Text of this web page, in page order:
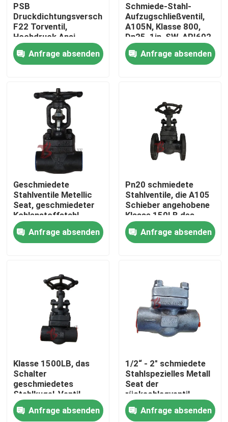
Produkte
Über uns
Fabrik-Ausflug
Treten Sie mit uns in Verbindung
Nachrichten
Stahlguss Absperrschieber
Rückschlagklappe
PSB
Druckdichtungsverschluss
F22 Torventil,
Hochdruck Ansi
2500LB geschmiedete
Stahltorventile, Dn25,
SW Verbindung
Anfrage absenden
Schmiede-Stahl-
Aufzugschließventil,
A105N, Klasse 800,
Dn25, 1in, SW, API602
Anfrage absenden
Geschmiedete
Stahlventile Metellic
Seat, geschmiedeter
Kohlenstoffstahl-
Schieber
Anfrage absenden
Pn20 schmiedete
Stahlventile, die A105
Schieber angehobene
Klasse 150LB des
Gesichts-1inch Dn25
flanschte
Anfrage absenden
Klasse 1500LB, das
Schalter
geschmiedetes
Stahlkugel-Ventil
beendet, lief den
geschweißten Sockel
Anfrage absenden
1/2“ - 2" schmiedete
Stahlspezielles Metall
Seat der
rückschlagventil-
Klassen-800 der
Legierungs-20
Anfrage absenden